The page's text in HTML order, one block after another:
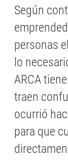
Según
personas
lo
ARCA
traen
ocurrió
para que